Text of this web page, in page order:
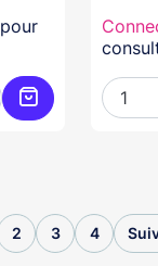
pour
Ajouter au
2 3 4